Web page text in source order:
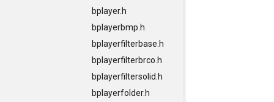
bplayer.h
bplayerbmp.h
bplayerfilterbase.h
bplayerfilterbrco.h
bplayerfiltersolid.h
bplayerfolder.h